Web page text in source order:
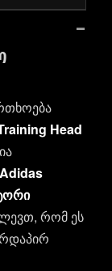
Head
Adidas
რომ ეს